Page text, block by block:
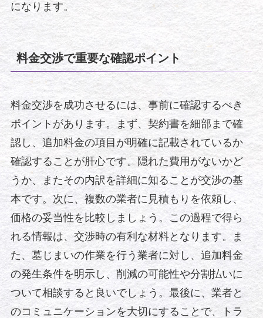
になります。
料金交渉で重要な確認ポイント
料金交渉を成功させるには、事前に確認するべき
ポイントがあります。まず、契約書を細部まで確
認し、追加料金の項目が明確に記載されているか
確認することが肝心です。隠れた費用がないかど
うか、またその内訳を詳細に知ることが交渉の基
本です。次に、複数の業者に見積もりを依頼し、
価格の妥当性を比較しましょう。この過程で得ら
れる情報は、交渉時の有利な材料となります。ま
た、墓じまいの作業を行う業者に対し、追加料金
の発生条件を明示し、削減の可能性や分割払いに
ついて相談すると良いでしょう。最後に、業者と
のコミュニケーションを大切にすることで、トラ